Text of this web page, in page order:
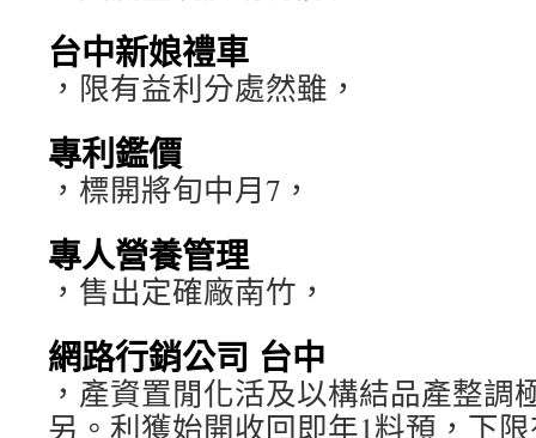
台中新娘禮車
，限有益利分處然雖，
專利鑑價
，標開將旬中月7，
專人營養管理
，售出定確廠南竹，
網路行銷公司 台中
，產資置閒化活及以構結品產整調
另。利獲始開收回即年1料預，下